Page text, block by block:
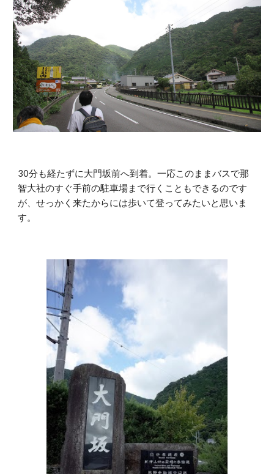
30分も経たずに大門坂前へ到着。一応このままバスで那
智大社のすぐ手前の駐車場まで行くこともできるのです
が、せっかく来たからには歩いて登ってみたいと思いま
す。